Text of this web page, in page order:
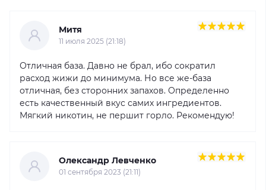
Митя
11 июля 2025 (21:18)
Отличная база. Давно не брал, ибо сократил
расход жижи до минимума. Но все же-база
отличная, без сторонних запахов. Определенно
есть качественный вкус самих ингредиентов.
Мягкий никотин, не першит горло. Рекомендую!
Олександр Левченко
01 сентября 2023 (21:11)